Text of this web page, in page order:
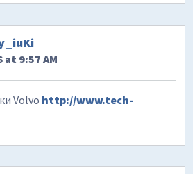
at 9:57 AM
Volvo http://www.tech-